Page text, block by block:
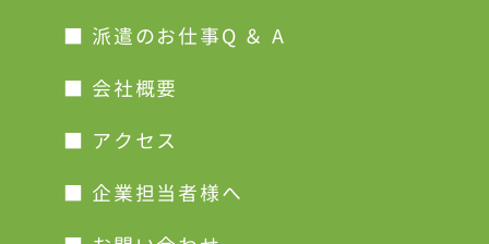
■ 派遣のお仕事Q ＆ A
■ 会社概要
■ アクセス
■ 企業担当者様へ